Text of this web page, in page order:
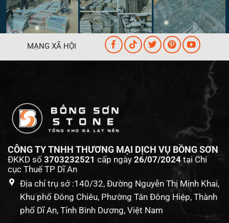
MẠNG XÃ HỘI
CÔNG TY TNHH THƯƠNG MẠI DỊCH VỤ BỒNG SƠN
ĐKKD số 3703232521 cấp ngày 26/07/2024tại Chi
cục Thuế TP Dĩ An
Địa chỉ trụ sở :140/32, Đường Nguyễn Thị Minh Khai,
Khu phố Đông Chiêu, Phường Tân Đông Hiệp, Thành
phố Dĩ An, Tỉnh Bình Dương, Việt Nam